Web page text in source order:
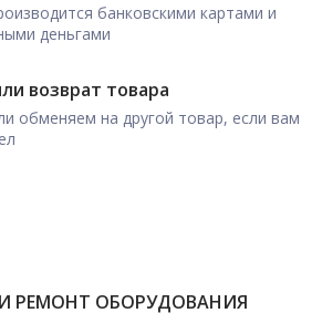
банковскими картами и
деньгами
возврат товара
обменяем на другой товар, если вам
РЕМОНТ ОБОРУДОВАНИЯ